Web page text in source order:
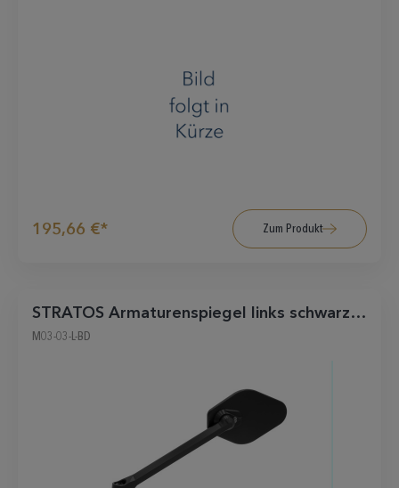
195,66 €* Zum Produkt
STRATOS Armaturenspiegel links schwarz-
matt
M03-03-L-BD